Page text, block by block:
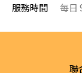
服務時間
每日
聯